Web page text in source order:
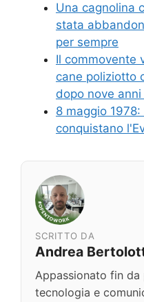
Una cagnolina
stata
per sempre
Il commovente
cane poliziotto
dopo nove
8 maggio
conquistano
SCRITTO DA
Andrea
Appassionato fin
tecnologia e